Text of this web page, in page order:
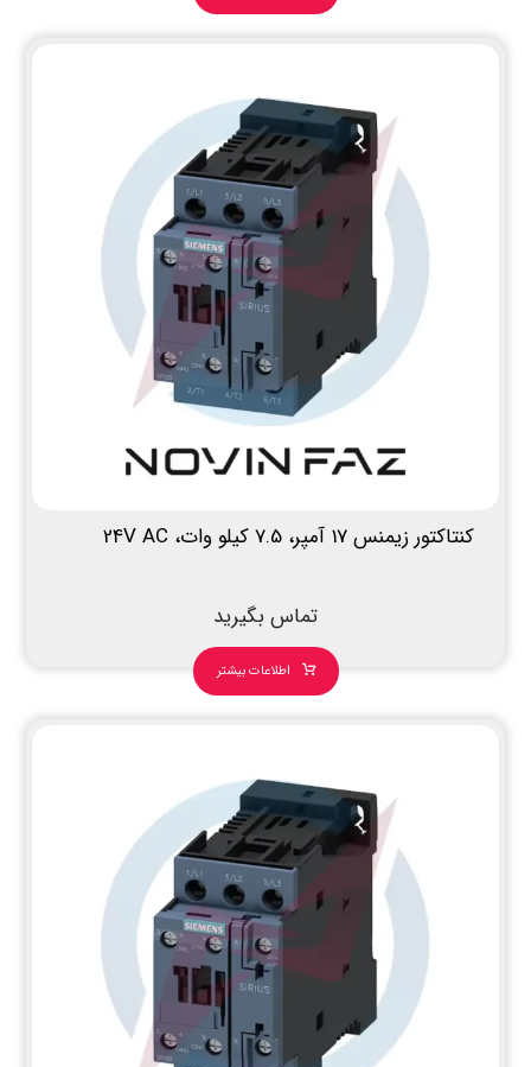
کنتاکتور زیمنس 17 آمپر، 7.5 کیلو وات، 24V AC
تماس بگیرید
اطلاعات بیشتر